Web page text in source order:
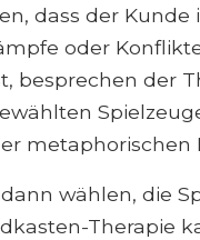
dass der Kunde
oder
besprechen der
wählen, die
Therapie